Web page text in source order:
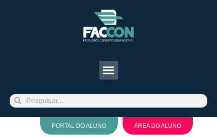
PORTAL DO ALUNO ÁREA DO ALUNO